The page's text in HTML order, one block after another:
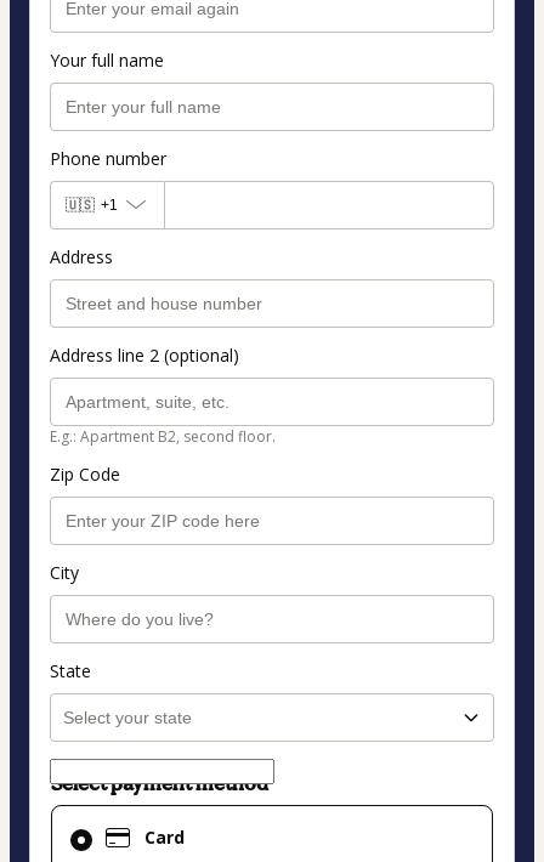
Your full name
Phone number
🇺🇸 +1
Address
Address line 2 (optional)
E.g.: Apartment B2, second floor.
Zip Code
City
State
Select payment method
Card
Card
selected